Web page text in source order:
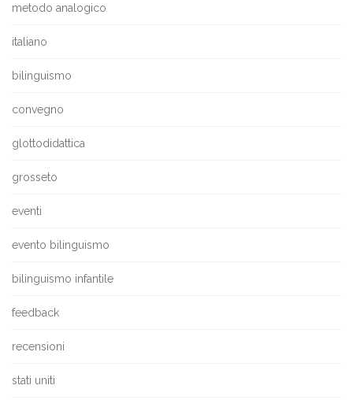
metodo analogico
italiano
bilinguismo
convegno
glottodidattica
grosseto
eventi
evento bilinguismo
bilinguismo infantile
feedback
recensioni
stati uniti